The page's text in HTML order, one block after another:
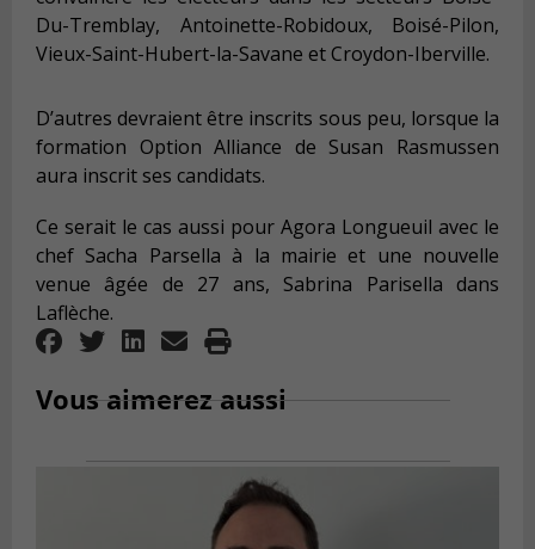
Du-Tremblay, Antoinette-Robidoux, Boisé-Pilon,
Vieux-Saint-Hubert-la-Savane et Croydon-Iberville.
D’autres devraient être inscrits sous peu, lorsque la
formation Option Alliance de Susan Rasmussen
aura inscrit ses candidats.
Ce serait le cas aussi pour Agora Longueuil avec le
chef Sacha Parsella à la mairie et une nouvelle
venue âgée de 27 ans, Sabrina Parisella dans
Laflèche.
Vous aimerez aussi